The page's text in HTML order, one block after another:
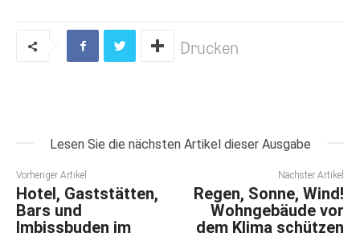
Drucken
Lesen Sie die nächsten Artikel dieser Ausgabe
Vorheriger Artikel
Hotel, Gaststätten,
Bars und
Imbissbuden im
Nächster Artikel
Regen, Sonne, Wind!
Wohngebäude vor
dem Klima schützen